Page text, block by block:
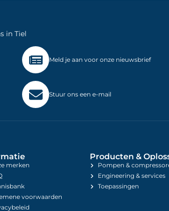
in Tiel
Meld je aan voor onze nieuwsbrief
Stuur ons een e-mail
merken
voorwaarden
Producten &
Pompen &
Engineering & services
Toepassingen